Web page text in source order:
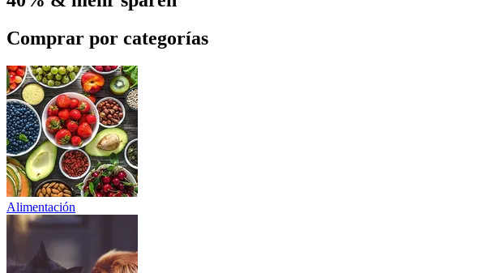
Comprar por categorías
Alimentación